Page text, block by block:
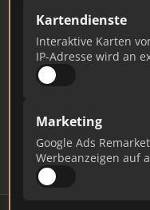
Kartendienste
Interaktive Karten
IP-Adresse wird an
Marketing
Google Ads
Werbeanzeigen auf
Ist das Ihr
Verifizieren Sie Ihr
Updates.
Profil